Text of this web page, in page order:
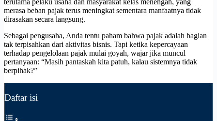
merasa beban pajak terus meningkat sementara manfaatnya tidak
dirasakan secara langsung.
Sebagai pengusaha, Anda tentu paham bahwa pajak adalah bagian
tak terpisahkan dari aktivitas bisnis. Tapi ketika kepercayaan
terhadap pengelolaan pajak mulai goyah, wajar jika muncul
pertanyaan: “Masih pantaskah kita patuh, kalau sistemnya tidak
berpihak?”
Daftar isi